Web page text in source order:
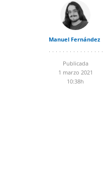
Manuel Fernández
Publicada
1 marzo 2021
10:38h